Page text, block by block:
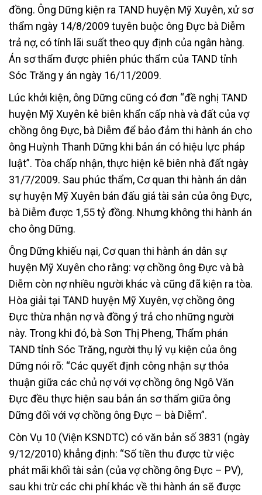
đồng. Ông Dững kiện ra TAND huyện Mỹ Xuyên, xử sơ
thẩm ngày 14/8/2009 tuyên buộc ông Đực bà Diễm
trả nợ, có tính lãi suất theo quy định của ngân hàng.
Án sơ thẩm được phiên phúc thẩm của TAND tỉnh
Sóc Trăng y án ngày 16/11/2009.
Lúc khởi kiện, ông Dững cũng có đơn “đề nghị TAND
huyện Mỹ Xuyên kê biên khẩn cấp nhà và đất của vợ
chồng ông Đực, bà Diễm để bảo đảm thi hành án cho
ông Huỳnh Thanh Dững khi bản án có hiệu lực pháp
luật”. Tòa chấp nhận, thực hiện kê biên nhà đất ngày
31/7/2009. Sau phúc thẩm, Cơ quan thi hành án dân
sự huyện Mỹ Xuyên bán đấu giá tài sản của ông Đực,
bà Diễm được 1,55 tỷ đồng. Nhưng không thi hành án
cho ông Dững.
Ông Dững khiếu nại, Cơ quan thi hành án dân sự
huyện Mỹ Xuyên cho rằng: vợ chồng ông Đực và bà
Diễm còn nợ nhiều người khác và cũng đã kiện ra tòa.
Hòa giải tại TAND huyện Mỹ Xuyên, vợ chồng ông
Đực thừa nhận nợ và đồng ý trả cho những người
này. Trong khi đó, bà Sơn Thị Pheng, Thẩm phán
TAND tỉnh Sóc Trăng, người thụ lý vụ kiện của ông
Dững nói rõ: “Các quyết định công nhận sự thỏa
thuận giữa các chủ nợ với vợ chồng ông Ngô Văn
Đực đều thực hiện sau bản án sơ thẩm giữa ông
Dững đối với vợ chồng ông Đực – bà Diễm”.
Còn Vụ 10 (Viện KSNDTC) có văn bản số 3831 (ngày
9/12/2010) khẳng định: “Số tiền thu được từ việc
phát mãi khối tài sản (của vợ chồng ông Đực – PV),
sau khi trừ các chi phí khác về thi hành án sẽ được